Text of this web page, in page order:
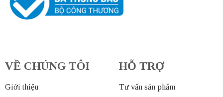
VỀ CHÚNG TÔI
Giới thiệu
HỖ TRỢ
Tư vấn sản phẩm